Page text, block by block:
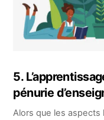
5.
pénurie
Alors que les